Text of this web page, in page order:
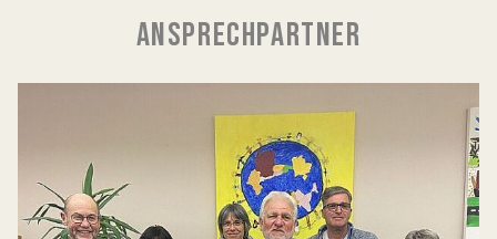
ANSPRECHPARTNER